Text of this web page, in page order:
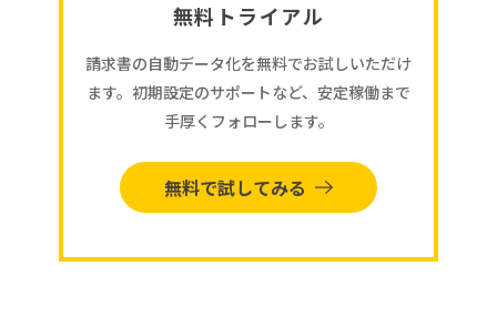
無料トライアル
請求書の自動データ化を無料でお試しいただけ
ます。初期設定のサポートなど、安定稼働まで
手厚くフォローします。
無料で試してみる